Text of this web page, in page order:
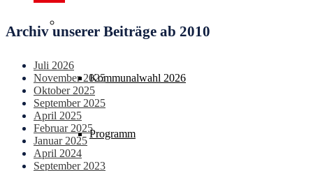
Kommunalwahl 2026
Programm
Archiv unserer Beiträge ab 2010
Juli 2026
November 2025
Oktober 2025
September 2025
April 2025
Februar 2025
Januar 2025
April 2024
September 2023